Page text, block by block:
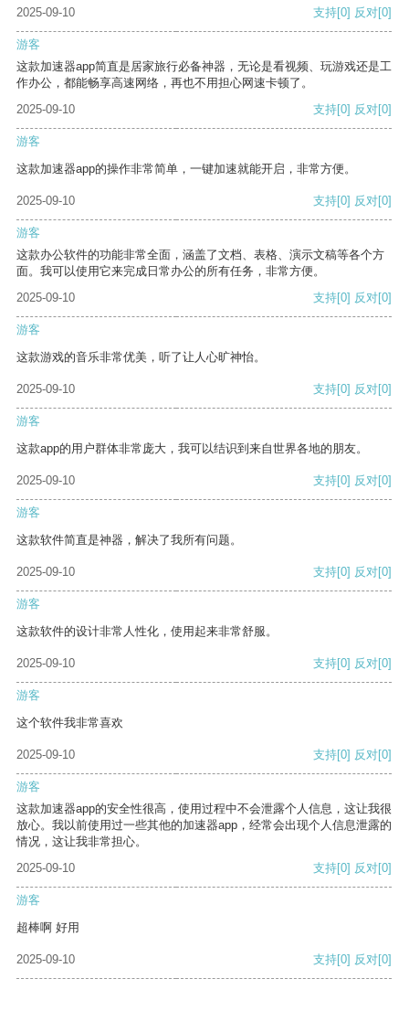
2025-09-10
支持[0] 反对[0]
游客
这款加速器app简直是居家旅行必备神器，无论是看视频、玩游戏还是工
作办公，都能畅享高速网络，再也不用担心网速卡顿了。
2025-09-10
支持[0] 反对[0]
游客
这款加速器app的操作非常简单，一键加速就能开启，非常方便。
2025-09-10 支持[0] 反对[0]
游客
这款办公软件的功能非常全面，涵盖了文档、表格、演示文稿等各个方
面。我可以使用它来完成日常办公的所有任务，非常方便。
2025-09-10
支持[0] 反对[0]
游客
这款游戏的音乐非常优美，听了让人心旷神怡。
2025-09-10 支持[0] 反对[0]
游客
这款app的用户群体非常庞大，我可以结识到来自世界各地的朋友。
2025-09-10 支持[0] 反对[0]
游客
这款软件简直是神器，解决了我所有问题。
2025-09-10 支持[0] 反对[0]
游客
这款软件的设计非常人性化，使用起来非常舒服。
2025-09-10 支持[0] 反对[0]
游客
这个软件我非常喜欢
2025-09-10 支持[0] 反对[0]
游客
这款加速器app的安全性很高，使用过程中不会泄露个人信息，这让我很
放心。我以前使用过一些其他的加速器app，经常会出现个人信息泄露的
情况，这让我非常担心。
2025-09-10
支持[0] 反对[0]
游客
超棒啊 好用
2025-09-10 支持[0] 反对[0]